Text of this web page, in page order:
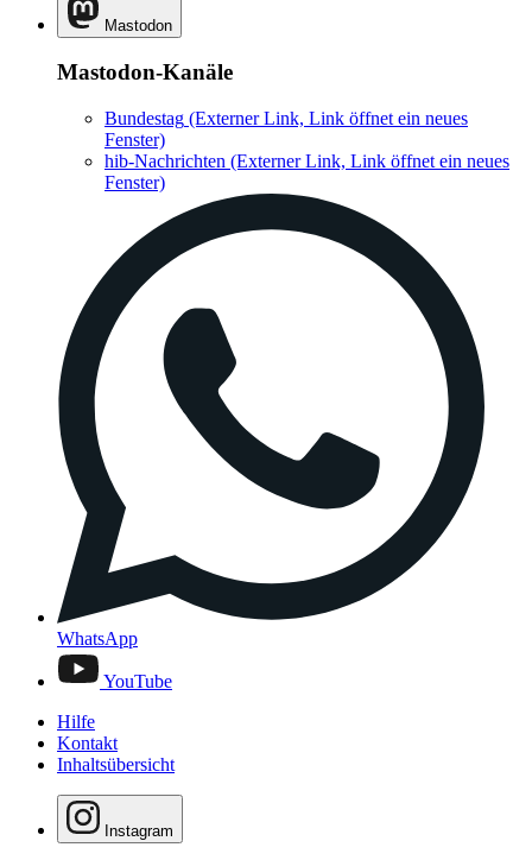
Mastodon
Mastodon-Kanäle
Bundestag (Externer Link, Link öffnet ein neues
Fenster)
hib-Nachrichten (Externer Link, Link öffnet ein neues
Fenster)
WhatsApp
YouTube
Hilfe
Kontakt
Inhaltsübersicht
Instagram